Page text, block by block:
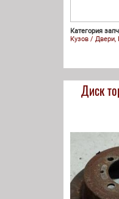
Категория
Кузов / Двери,
Диск